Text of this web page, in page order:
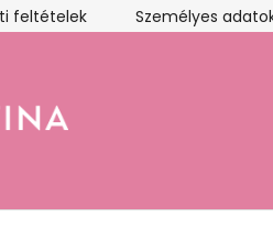
feltételek Személyes